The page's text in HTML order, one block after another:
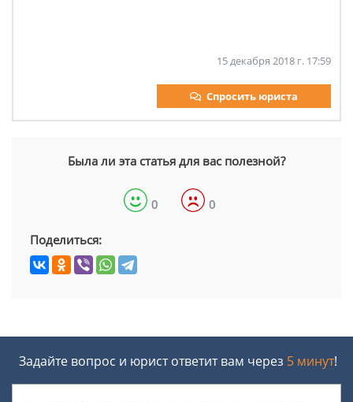
15 декабря 2018 г. 17:59
Спросить юриста
Была ли эта статья для вас полезной?
0 0
Поделиться:
Задайте вопрос и юрист ответит вам через 5 минут!